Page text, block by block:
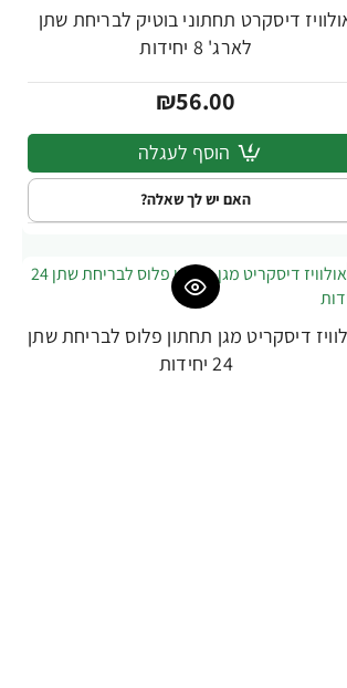
דיסקרט תחתוני בוטיק לבריחת שתן
לארג' 8 יחידות
₪56.00
הוסף לעגלה
האם יש לך שאלה?
דיסקריט מגן תחתון פלוס לבריחת שתן
24 יחידות